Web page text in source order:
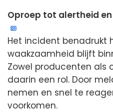
Oproep tot alertheid en
Het incident benadrukt
waakzaamheid blijft
Zowel producenten als
daarin een rol. Door
nemen en snel te
voorkomen.